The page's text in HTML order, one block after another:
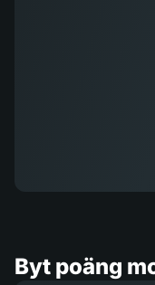
Byt poäng